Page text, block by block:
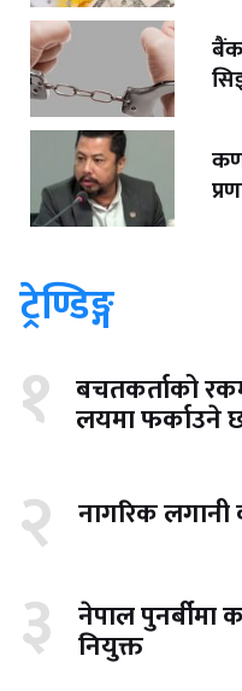
बैंक
ट्रेण्डिङ्ग
१ बचतकर्ताको
लयमा फर्काउने
२ नागरिक
३ नेपाल पुनर्बीमा
नियुक्त